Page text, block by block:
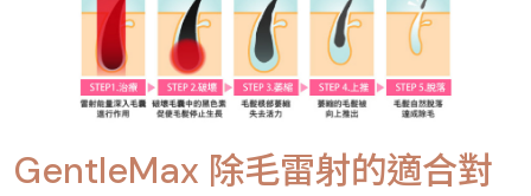
GentleMax 除毛雷射的適合對